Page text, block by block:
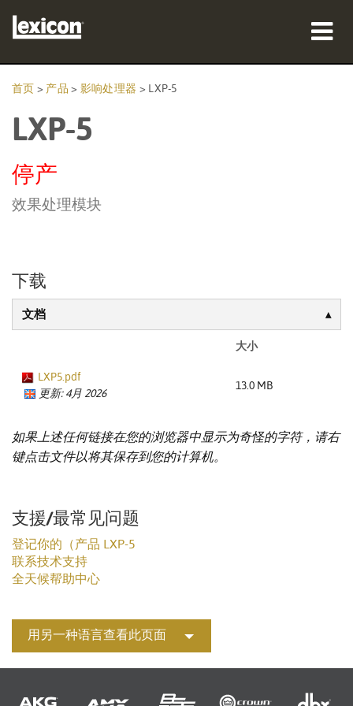
产品
哪里购买
首页 > 产品 > 影响处理器 > LXP-5
LXP-5
停产
效果处理模块
下载
文档
大小
LXP5.pdf
更新: 4月 2026
13.0 MB
如果上述任何链接在您的浏览器中显示为奇怪的字符，请右
键点击文件以将其保存到您的计算机。
支援/最常见问题
登记你的（产品 LXP-5
联系技术支持
全天候帮助中心
用另一种语言查看此页面